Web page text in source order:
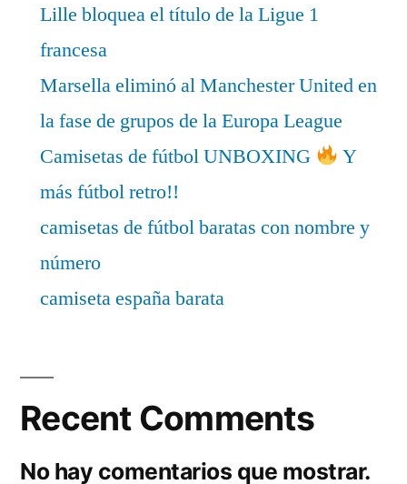
Lille bloquea el título de la Ligue 1
francesa
Marsella eliminó al Manchester United en
la fase de grupos de la Europa League
Camisetas de fútbol UNBOXING
Y
más fútbol retro!!
camisetas de fútbol baratas con nombre y
número
camiseta españa barata
Recent Comments
No hay comentarios que mostrar.